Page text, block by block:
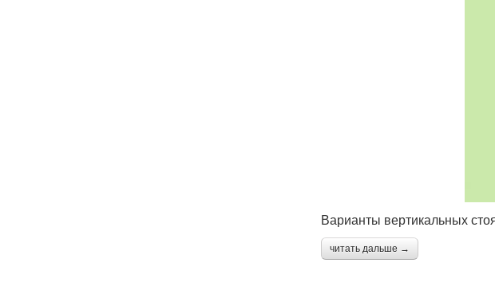
Варианты вертикальных
читать дальше →